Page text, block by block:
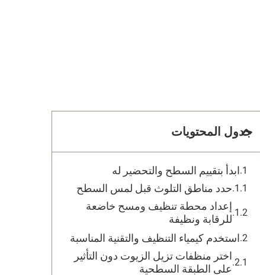
جدول المحتويات
ابدأ بتقييم السطح والتحضير له
حدد مناطق التلوث قبل لمس السطح
إعداد محطة تنظيف ومسح خاضعة
للرقابة ونظيفة
استخدم كيمياء التنظيف والتقنية المناسبة
اختر منظفات تزيل الزيوت دون التأثير
على الطبقة السطحية